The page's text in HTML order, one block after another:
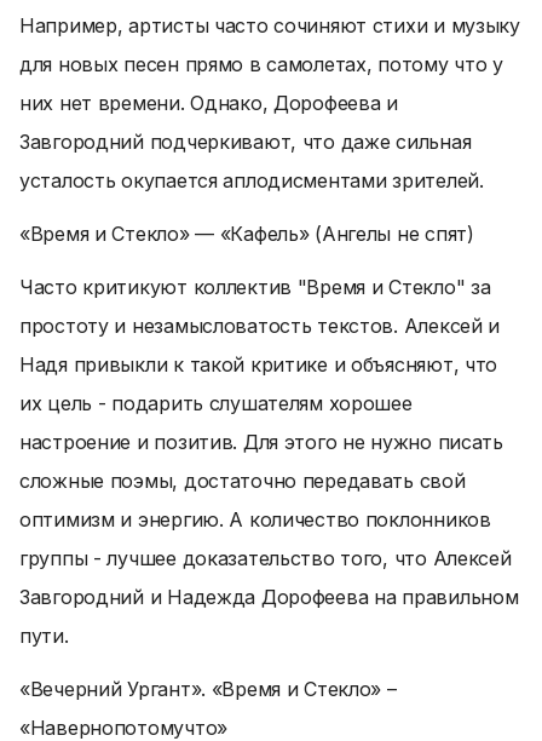
Например, артисты часто сочиняют стихи и музыку
для новых песен прямо в самолетах, потому что у
них нет времени. Однако, Дорофеева и
Завгородний подчеркивают, что даже сильная
усталость окупается аплодисментами зрителей.
«Время и Стекло» — «Кафель» (Ангелы не спят)
Часто критикуют коллектив "Время и Стекло" за
простоту и незамысловатость текстов. Алексей и
Надя привыкли к такой критике и объясняют, что
их цель - подарить слушателям хорошее
настроение и позитив. Для этого не нужно писать
сложные поэмы, достаточно передавать свой
оптимизм и энергию. А количество поклонников
группы - лучшее доказательство того, что Алексей
Завгородний и Надежда Дорофеева на правильном
пути.
«Вечерний Ургант». «Время и Стекло» –
«Навернопотомучто»